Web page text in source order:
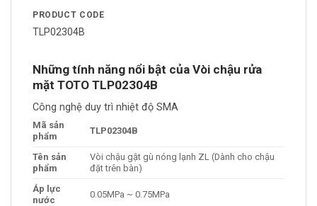
PRODUCT CODE
TLP02304B
Những tính năng nổi bật của Vòi chậu rửa
mặt TOTO TLP02304B
Công nghệ duy trì nhiệt độ SMA
Mã sản
phẩm
TLP02304B
Tên sản
phẩm
Vòi chậu gật gù nóng lạnh ZL (Dành cho chậu
đặt trên bàn)
Áp lực
nước
0.05MPa ~ 0.75MPa